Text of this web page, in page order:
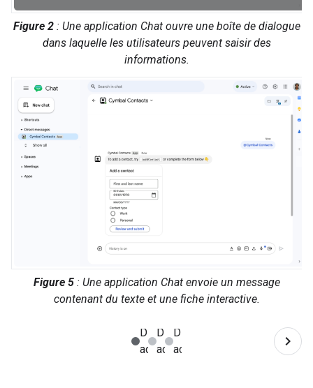
Figure 2: Une application Chat ouvre une boîte de dialogue
dans laquelle les utilisateurs peuvent saisir des
informations.
Figure 5: Une application Chat envoie un message
contenant du texte et une fiche interactive.